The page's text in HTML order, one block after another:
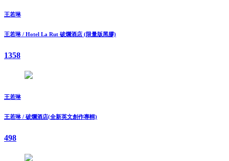
王若琳
王若琳 / Hotel La Rut 破爛酒店 (限量版黑膠)
1358
王若琳
王若琳 / 破爛酒店(全新英文創作專輯)
498